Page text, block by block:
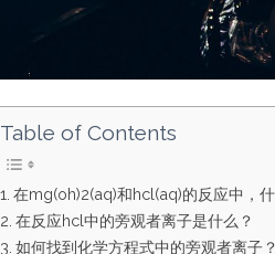
Table of Contents
在mg(oh)2(aq)和hcl(aq)的反应中，
在反应hcl中的旁观者离子是什么？
如何找到化学方程式中的旁观者离子？